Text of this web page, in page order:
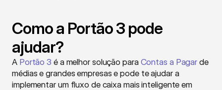
Como a Portão 3 pode
ajudar?
A Portão 3 é a melhor solução para Contas a Pagar de
médias e grandes empresas e pode te ajudar a
implementar um fluxo de caixa mais inteligente em